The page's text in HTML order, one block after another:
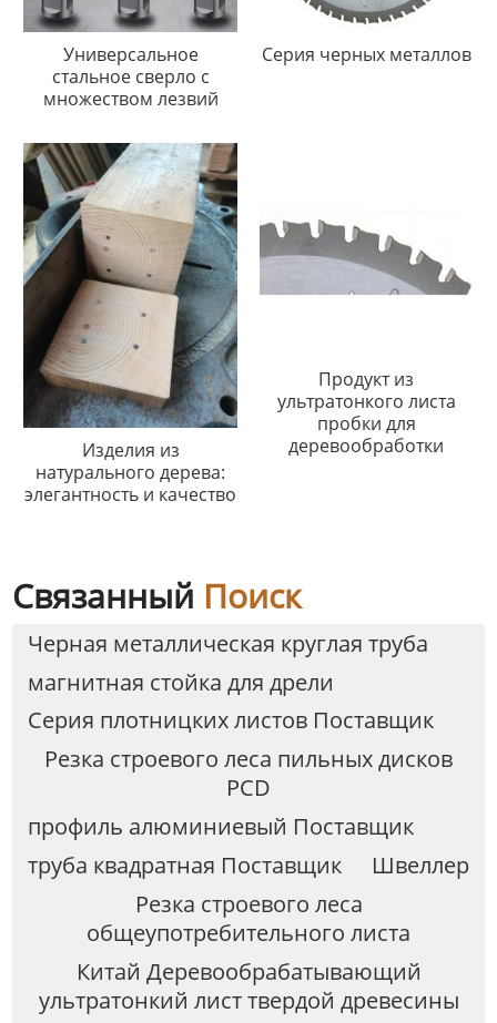
Универсальное
стальное сверло с
множеством лезвий
Серия черных металлов
Изделия из
натурального дерева:
элегантность и качество
Продукт из
ультратонкого листа
пробки для
деревообработки
Связанный Поиск
Черная металлическая круглая труба
магнитная стойка для дрели
Серия плотницких листов Поставщик
Резка строевого леса пильных дисков
PCD
профиль алюминиевый Поставщик
труба квадратная Поставщик
Швеллер
Резка строевого леса
общеупотребительного листа
Китай Деревообрабатывающий
ультратонкий лист твердой древесины